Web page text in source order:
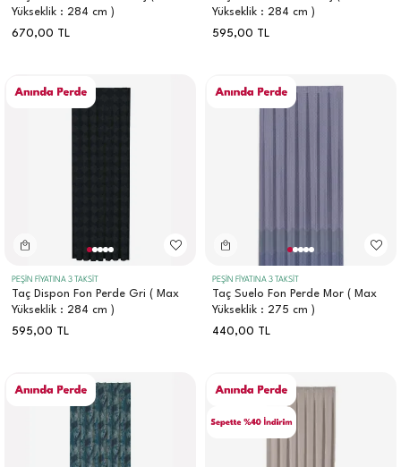
Yükseklik : 284 cm )
670,00 TL
Yükseklik : 284 cm )
595,00 TL
PEŞİN FİYATINA 3 TAKSİT
Taç Dispon Fon Perde Gri ( Max
Yükseklik : 284 cm )
595,00 TL
PEŞİN FİYATINA 3 TAKSİT
Taç Suelo Fon Perde Mor ( Max
Yükseklik : 275 cm )
440,00 TL